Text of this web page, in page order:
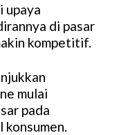
upaya
di pasar
kompetitif.
mulai
pada